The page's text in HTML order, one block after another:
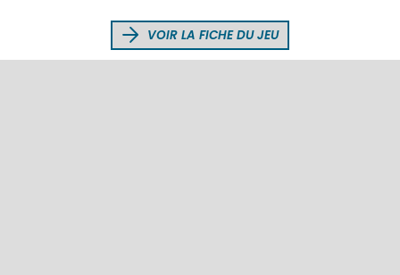
VOIR LA FICHE DU JEU